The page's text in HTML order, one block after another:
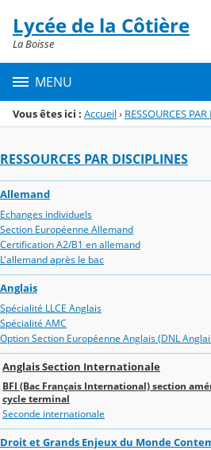
Menu de la rubrique
Contenu
Lycée de la Côtière
La Boisse
MENU
Vous êtes ici : Accueil› RESSOURCES
RESSOURCES PAR DISCIPLINES
Allemand
Echanges individuels
Section Européenne Allemand
Certification A2/B1 en allemand
L'allemand après le bac
Anglais
Spécialité LLCE Anglais
Spécialité AMC
Option Section Européenne Anglais (DNL
Anglais Section Internationale
BFI (Bac Français International) section
cycle terminal
Seconde internationale
Droit et Grands Enjeux du Monde